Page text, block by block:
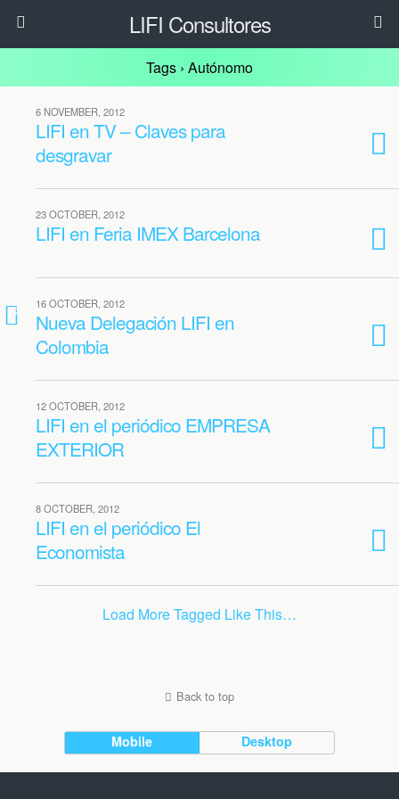
LIFI Consultores
Tags › Autónomo
6 NOVEMBER, 2012
LIFI en TV – Claves para
desgravar
23 OCTOBER, 2012
LIFI en Feria IMEX Barcelona
3 16 OCTOBER, 2012
Nueva Delegación LIFI en
Colombia
12 OCTOBER, 2012
LIFI en el periódico EMPRESA
EXTERIOR
8 OCTOBER, 2012
LIFI en el periódico El
Economista
Load More Tagged Like This…
Back to top
Mobile Desktop